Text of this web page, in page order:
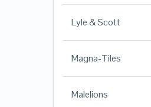
Lyle & Scott
Magna-Tiles
Malelions